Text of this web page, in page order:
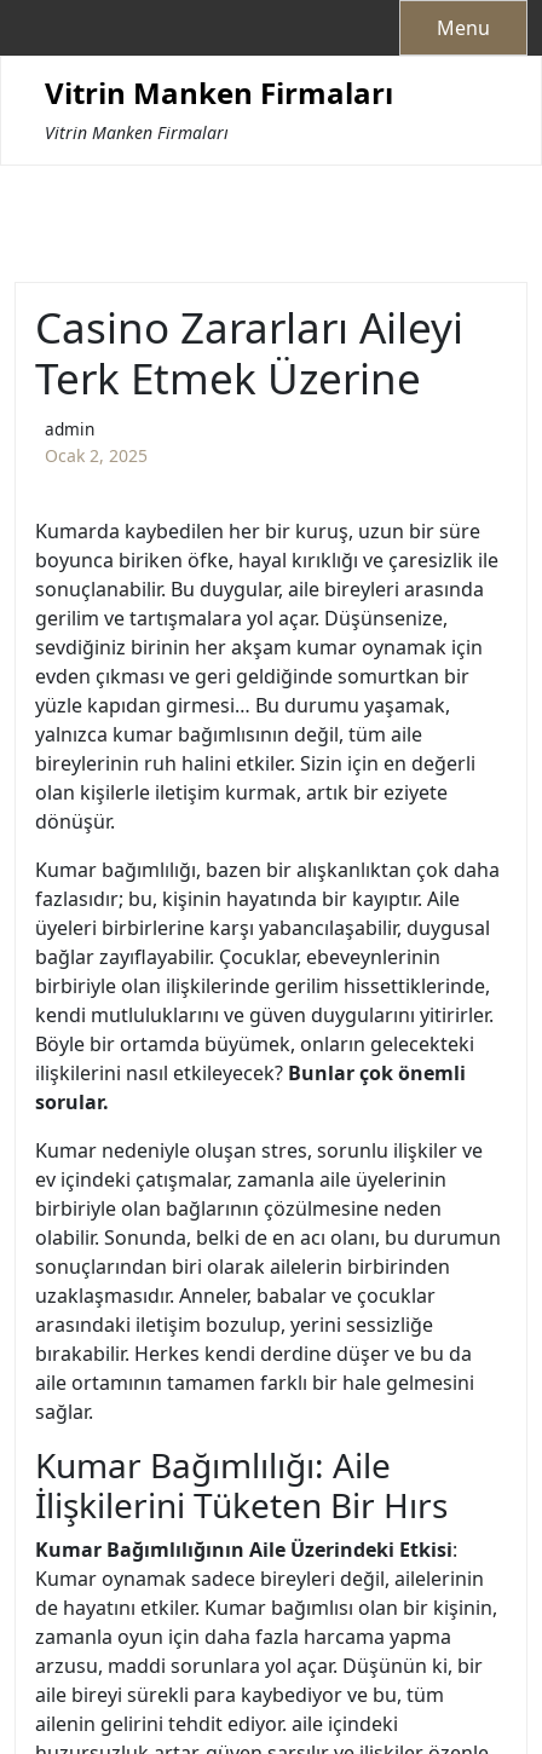
Menu
Vitrin Manken Firmaları
Vitrin Manken Firmaları
Casino Zararları Aileyi
Terk Etmek Üzerine
admin
Ocak 2, 2025
Kumarda kaybedilen her bir kuruş, uzun bir süre
boyunca biriken öfke, hayal kırıklığı ve çaresizlik ile
sonuçlanabilir. Bu duygular, aile bireyleri arasında
gerilim ve tartışmalara yol açar. Düşünsenize,
sevdiğiniz birinin her akşam kumar oynamak için
evden çıkması ve geri geldiğinde somurtkan bir
yüzle kapıdan girmesi… Bu durumu yaşamak,
yalnızca kumar bağımlısının değil, tüm aile
bireylerinin ruh halini etkiler. Sizin için en değerli
olan kişilerle iletişim kurmak, artık bir eziyete
dönüşür.
Kumar bağımlılığı, bazen bir alışkanlıktan çok daha
fazlasıdır; bu, kişinin hayatında bir kayıptır. Aile
üyeleri birbirlerine karşı yabancılaşabilir, duygusal
bağlar zayıflayabilir. Çocuklar, ebeveynlerinin
birbiriyle olan ilişkilerinde gerilim hissettiklerinde,
kendi mutluluklarını ve güven duygularını yitirirler.
Böyle bir ortamda büyümek, onların gelecekteki
ilişkilerini nasıl etkileyecek? Bunlar çok önemli
sorular.
Kumar nedeniyle oluşan stres, sorunlu ilişkiler ve
ev içindeki çatışmalar, zamanla aile üyelerinin
birbiriyle olan bağlarının çözülmesine neden
olabilir. Sonunda, belki de en acı olanı, bu durumun
sonuçlarından biri olarak ailelerin birbirinden
uzaklaşmasıdır. Anneler, babalar ve çocuklar
arasındaki iletişim bozulup, yerini sessizliğe
bırakabilir. Herkes kendi derdine düşer ve bu da
aile ortamının tamamen farklı bir hale gelmesini
sağlar.
Kumar Bağımlılığı: Aile
İlişkilerini Tüketen Bir Hırs
Kumar Bağımlılığının Aile Üzerindeki Etkisi:
Kumar oynamak sadece bireyleri değil, ailelerinin
de hayatını etkiler. Kumar bağımlısı olan bir kişinin,
zamanla oyun için daha fazla harcama yapma
arzusu, maddi sorunlara yol açar. Düşünün ki, bir
aile bireyi sürekli para kaybediyor ve bu, tüm
ailenin gelirini tehdit ediyor. aile içindeki